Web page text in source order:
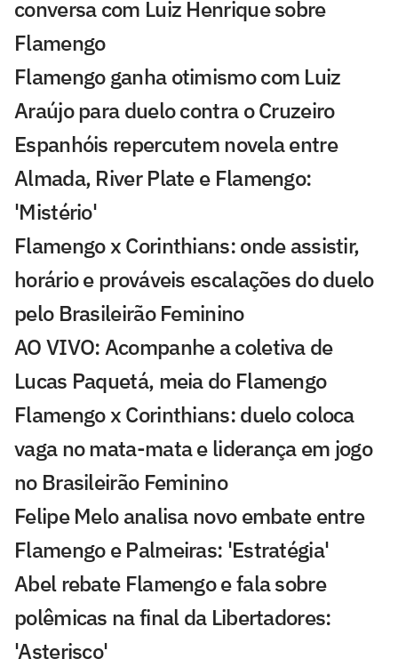
conversa com Luiz Henrique sobre
Flamengo
Flamengo ganha otimismo com Luiz
Araújo para duelo contra o Cruzeiro
Espanhóis repercutem novela entre
Almada, River Plate e Flamengo:
'Mistério'
Flamengo x Corinthians: onde assistir,
horário e prováveis escalações do duelo
pelo Brasileirão Feminino
AO VIVO: Acompanhe a coletiva de
Lucas Paquetá, meia do Flamengo
Flamengo x Corinthians: duelo coloca
vaga no mata-mata e liderança em jogo
no Brasileirão Feminino
Felipe Melo analisa novo embate entre
Flamengo e Palmeiras: 'Estratégia'
Abel rebate Flamengo e fala sobre
polêmicas na final da Libertadores:
'Asterisco'